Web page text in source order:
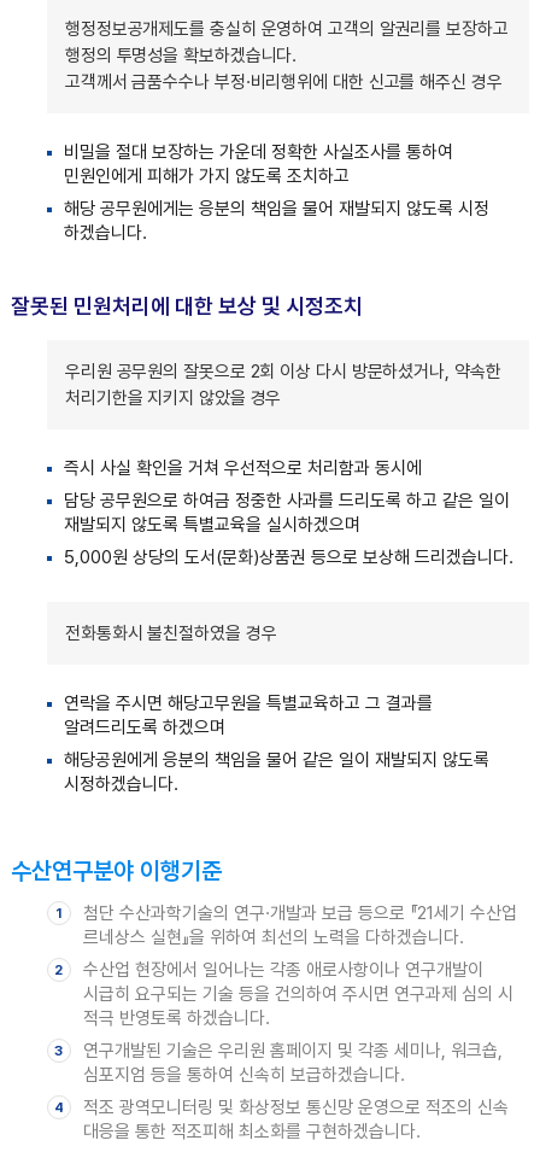
행정정보공개제도를 충실히 운영하여 고객의 알권리를 보장하고
행정의 투명성을 확보하겠습니다.
고객께서 금품수수나 부정·비리행위에 대한 신고를 해주신 경우
비밀을 절대 보장하는 가운데 정확한 사실조사를 통하여
민원인에게 피해가 가지 않도록 조치하고
해당 공무원에게는 응분의 책임을 물어 재발되지 않도록 시정
하겠습니다.
잘못된 민원처리에 대한 보상 및 시정조치
우리원 공무원의 잘못으로 2회 이상 다시 방문하셨거나, 약속한
처리기한을 지키지 않았을 경우
즉시 사실 확인을 거쳐 우선적으로 처리함과 동시에
담당 공무원으로 하여금 정중한 사과를 드리도록 하고 같은 일이
재발되지 않도록 특별교육을 실시하겠으며
5,000원 상당의 도서(문화)상품권 등으로 보상해 드리겠습니다.
전화통화시 불친절하였을 경우
연락을 주시면 해당고무원을 특별교육하고 그 결과를
알려드리도록 하겠으며
해당공원에게 응분의 책임을 물어 같은 일이 재발되지 않도록
시정하겠습니다.
수산연구분야 이행기준
1
첨단 수산과학기술의 연구·개발과 보급 등으로 『21세기 수산업
르네상스 실현』을 위하여 최선의 노력을 다하겠습니다.
2
수산업 현장에서 일어나는 각종 애로사항이나 연구개발이
시급히 요구되는 기술 등을 건의하여 주시면 연구과제 심의 시
적극 반영토록 하겠습니다.
3
연구개발된 기술은 우리원 홈페이지 및 각종 세미나, 워크숍,
심포지엄 등을 통하여 신속히 보급하겠습니다.
4
적조 광역모니터링 및 화상정보 통신망 운영으로 적조의 신속
대응을 통한 적조피해 최소화를 구현하겠습니다.